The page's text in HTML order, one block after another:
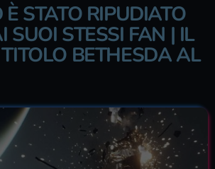
È STATO RIPUDIATO
SUOI STESSI FAN | IL
BETHESDA AL